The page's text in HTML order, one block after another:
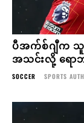
ပီအက်စ်ဂျီက
အသင်းလို့ ရေ
SOCCER SPORTS